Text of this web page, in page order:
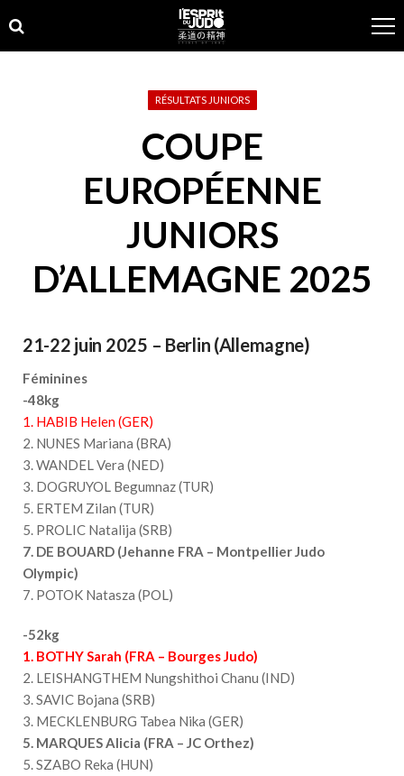
to
navigation
to
content
RÉSULTATS JUNIORS
COUPE
EUROPÉENNE
JUNIORS
D’ALLEMAGNE 2025
21-22 juin 2025 – Berlin (Allemagne)
Féminines
-48kg
1. HABIB Helen (GER)
2. NUNES Mariana (BRA)
3. WANDEL Vera (NED)
3. DOGRUYOL Begumnaz (TUR)
5. ERTEM Zilan (TUR)
5. PROLIC Natalija (SRB)
7. DE BOUARD (Jehanne FRA – Montpellier Judo
Olympic)
7. POTOK Natasza (POL)
-52kg
1. BOTHY Sarah (FRA – Bourges Judo)
2. LEISHANGTHEM Nungshithoi Chanu (IND)
3. SAVIC Bojana (SRB)
3. MECKLENBURG Tabea Nika (GER)
5. MARQUES Alicia (FRA – JC Orthez)
5. SZABO Reka (HUN)